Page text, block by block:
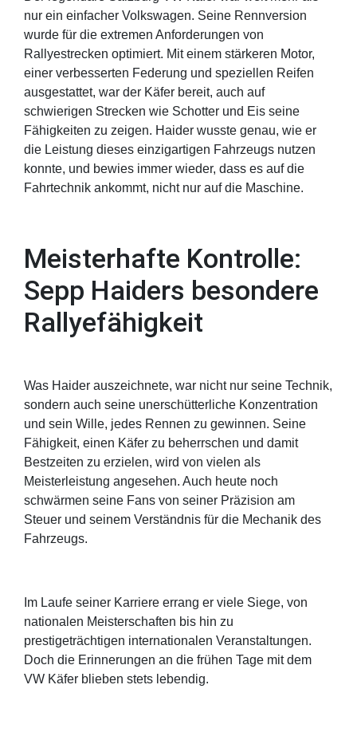
nur ein einfacher Volkswagen. Seine Rennversion
wurde für die extremen Anforderungen von
Rallyestrecken optimiert. Mit einem stärkeren Motor,
einer verbesserten Federung und speziellen Reifen
ausgestattet, war der Käfer bereit, auch auf
schwierigen Strecken wie Schotter und Eis seine
Fähigkeiten zu zeigen. Haider wusste genau, wie er
die Leistung dieses einzigartigen Fahrzeugs nutzen
konnte, und bewies immer wieder, dass es auf die
Fahrtechnik ankommt, nicht nur auf die Maschine.
Meisterhafte Kontrolle:
Sepp Haiders besondere
Rallyefähigkeit
Was Haider auszeichnete, war nicht nur seine Technik,
sondern auch seine unerschütterliche Konzentration
und sein Wille, jedes Rennen zu gewinnen. Seine
Fähigkeit, einen Käfer zu beherrschen und damit
Bestzeiten zu erzielen, wird von vielen als
Meisterleistung angesehen. Auch heute noch
schwärmen seine Fans von seiner Präzision am
Steuer und seinem Verständnis für die Mechanik des
Fahrzeugs.
Im Laufe seiner Karriere errang er viele Siege, von
nationalen Meisterschaften bis hin zu
prestigeträchtigen internationalen Veranstaltungen.
Doch die Erinnerungen an die frühen Tage mit dem
VW Käfer blieben stets lebendig.